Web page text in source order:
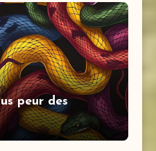
peur des